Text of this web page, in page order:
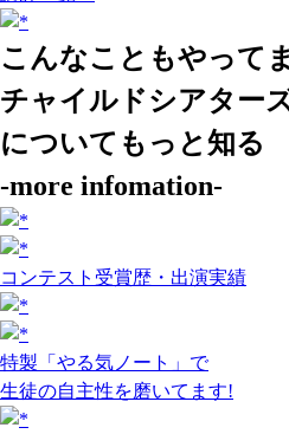
こんなこともやって
チャイルドシアター
についてもっと知る
-more infomation-
コンテスト受賞歴・出演実績
特製「やる気ノート」で
生徒の自主性を磨いてます!